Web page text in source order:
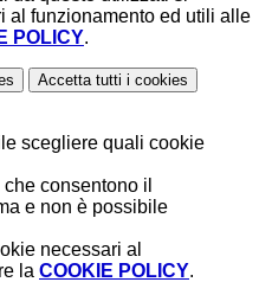
al funzionamento ed utili alle
POLICY.
Accetta tutti i cookies
scegliere quali cookie
consentono il
e non è possibile
necessari al
la COOKIE POLICY.